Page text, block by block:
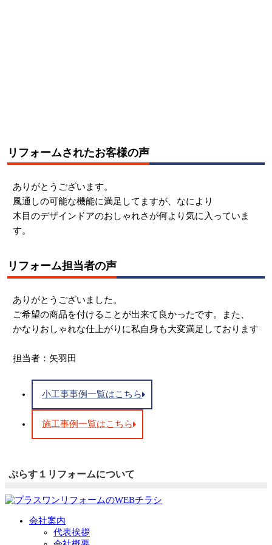
リフォームされたお客様の声
ありがとうございます。
風通しの可能な機能に満足してますが、なにより
木目のデザインドアのおしゃれさが何より気に入っていま
す。
リフォーム担当者の声
ありがとうございました。
ご希望の商品を付けることが出来て良かったです。また、
かなりおしゃれな仕上がりに私自身も大変満足しております
担当者：矢羽田
小工事事例一覧はこちら
施工事例一覧はこちら
ぷらす１リフォームについて
会社案内
代表挨拶